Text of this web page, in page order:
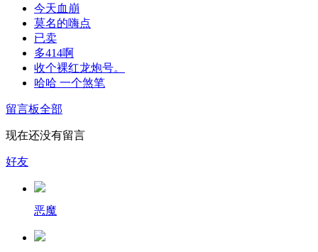
今天血崩
莫名的嗨点
已卖
多414啊
收个裸红龙炮号。
哈哈 一个煞笔
留言板全部
现在还没有留言
好友
恶魔